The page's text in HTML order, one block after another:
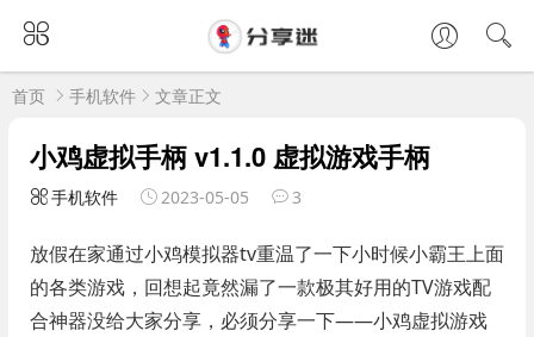
首页 手机软件 文章正文
小鸡虚拟手柄 v1.1.0 虚拟游戏手柄
手机软件 2023-05-05 3
放假在家通过小鸡模拟器tv重温了一下小时候小霸王上面
的各类游戏，回想起竟然漏了一款极其好用的TV游戏配
合神器没给大家分享，必须分享一下——小鸡虚拟游戏